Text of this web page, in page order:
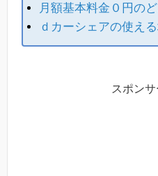
月額基本料金０円の
ｄカーシェアの使え
スポン